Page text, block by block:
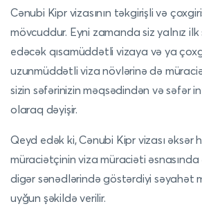
Cənubi Kipr vizasının təkgirişli və
mövcuddur. Eyni zamanda siz yalnız
edəcək qısamüddətli vizaya və ya
uzunmüddətli viza növlərinə də
sizin səfərinizin məqsədindən və səfər
olaraq dəyişir.
Qeyd edək ki, Cənubi Kipr vizası əksər
müraciətçinin viza müraciəti əsnasında
digər sənədlərində göstərdiyi səyahət
uyğun şəkildə verilir.